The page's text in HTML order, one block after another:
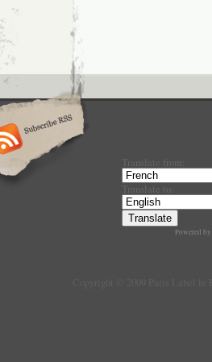
Translate from:
Translate to:
Powered by